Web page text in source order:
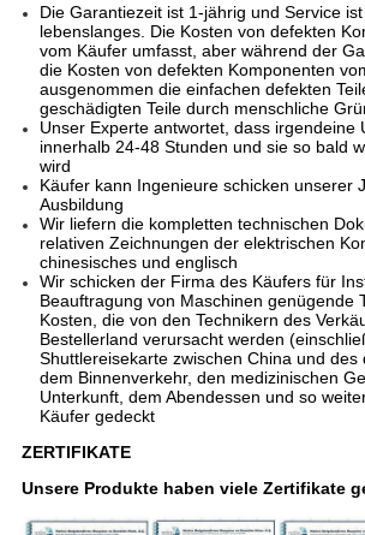
Die Garantiezeit ist 1-jährig und Service
lebenslanges. Die Kosten von defekten
vom Käufer umfasst, aber während der
die Kosten von defekten Komponenten
ausgenommen die einfachen defekten
geschädigten Teile durch menschliche
Unser Experte antwortet, dass irgendeine
innerhalb 24-48 Stunden und sie so bald
wird
Käufer kann Ingenieure schicken unserer
Ausbildung
Wir liefern die kompletten technischen
relativen Zeichnungen der elektrischen
chinesisches und englisch
Wir schicken der Firma des Käufers für
Beauftragung von Maschinen genügende
Kosten, die von den Technikern des
Bestellerland verursacht werden
Shuttlereisekarte zwischen China und des
dem Binnenverkehr, den medizinischen
Unterkunft, dem Abendessen und so
Käufer gedeckt
ZERTIFIKATE
Unsere Produkte haben viele Zertifikate